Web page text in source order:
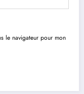
le navigateur pour mon